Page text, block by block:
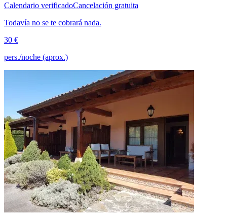
Calendario verificadoCancelación gratuita
Todavía no se te cobrará nada.
30 €
pers./noche (aprox.)